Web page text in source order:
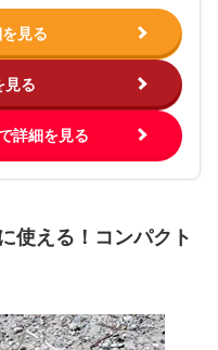
見る
見る
詳細を見る
使える！コンパクト